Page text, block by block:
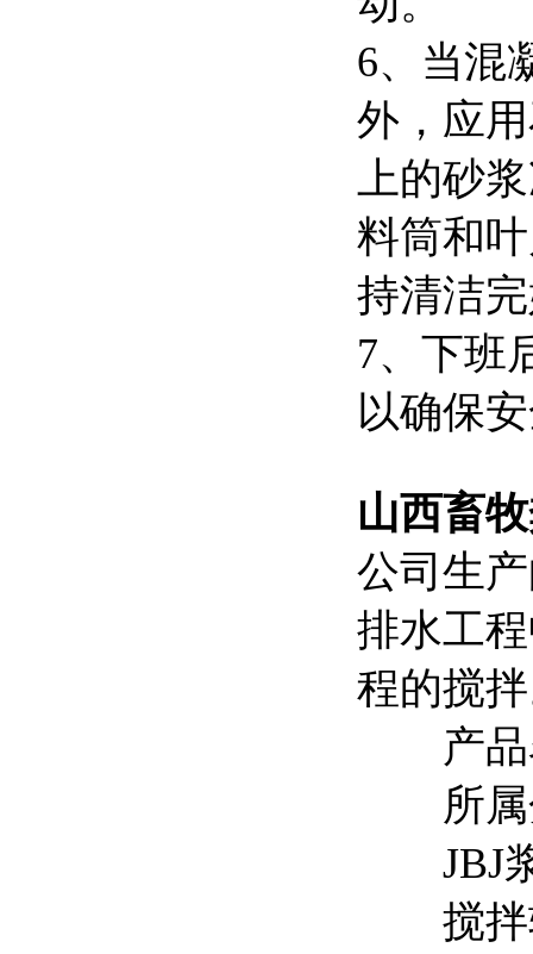
6、当混
外，应
上的砂
料筒和
持清洁
7、下班
以确保
山西畜
公司生
排水工
程的搅
产品名
所属
JBJ浆
搅拌轴